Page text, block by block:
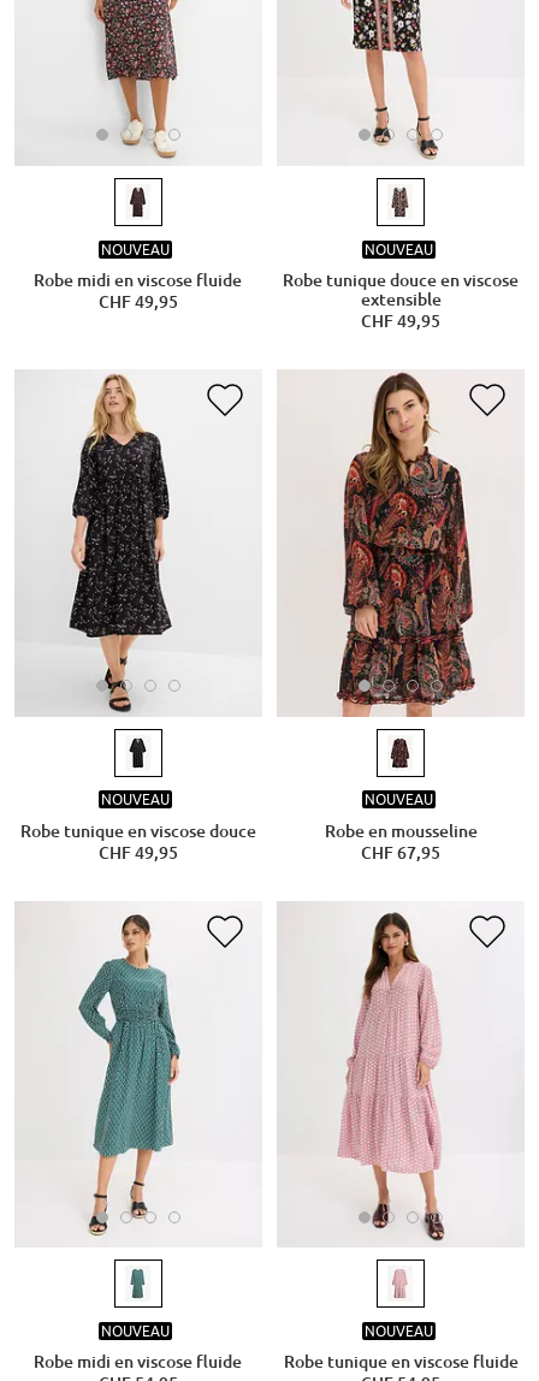
NOUVEAU
Robe midi en viscose fluide
CHF 49,95
NOUVEAU
Robe tunique douce en viscose
extensible
CHF 49,95
NOUVEAU
Robe tunique en viscose douce
CHF 49,95
NOUVEAU
Robe en mousseline
CHF 67,95
NOUVEAU
Robe midi en viscose fluide
NOUVEAU
Robe tunique en viscose fluide